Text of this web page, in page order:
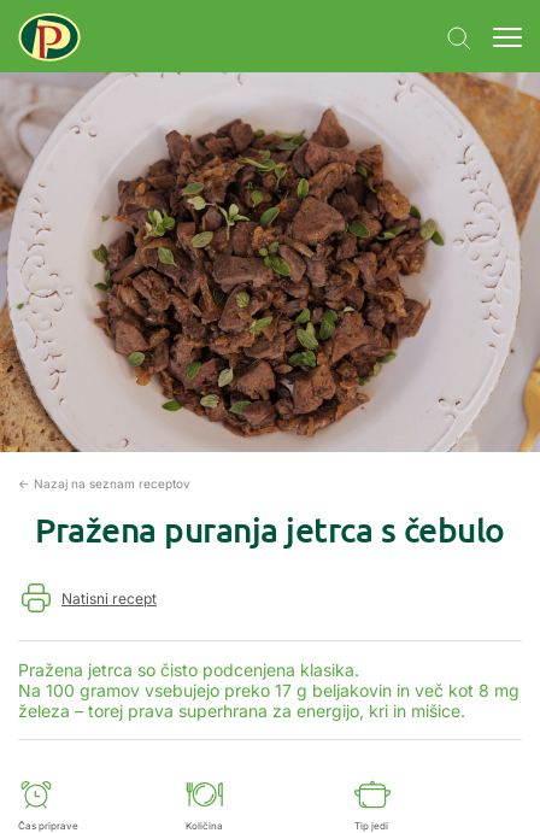
← Nazaj na seznam receptov
Pražena puranja jetrca s čebulo
Natisni recept
Pražena jetrca so čisto podcenjena klasika.
Na 100 gramov vsebujejo preko 17 g beljakovin in več kot 8 mg
železa – torej prava superhrana za energijo, kri in mišice.
Čas priprave Količina Tip jedi